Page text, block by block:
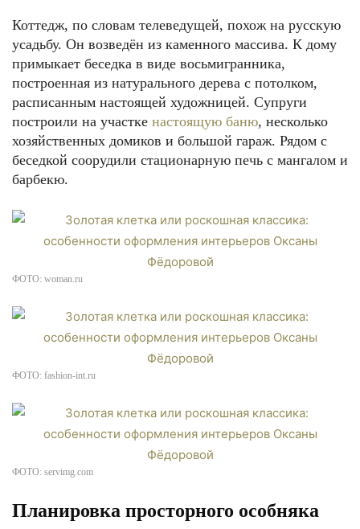
Коттедж, по словам телеведущей, похож на русскую
усадьбу. Он возведён из каменного массива. К дому
примыкает беседка в виде восьмигранника,
построенная из натурального дерева с потолком,
расписанным настоящей художницей. Супруги
построили на участке настоящую баню, несколько
хозяйственных домиков и большой гараж. Рядом с
беседкой соорудили стационарную печь с мангалом и
барбекю.
ФОТО: woman.ru
ФОТО: fashion-int.ru
ФОТО: servimg.com
Планировка просторного особняка